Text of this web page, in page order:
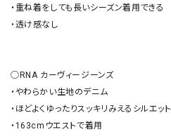
・重ね着をしても長いシーズン着用できる
・透け感なし
◯RNA カーヴィージーンズ
・やわらかい生地のデニム
・ほどよくゆったりスッキリみえるシルエット
・163cmウエストで着用